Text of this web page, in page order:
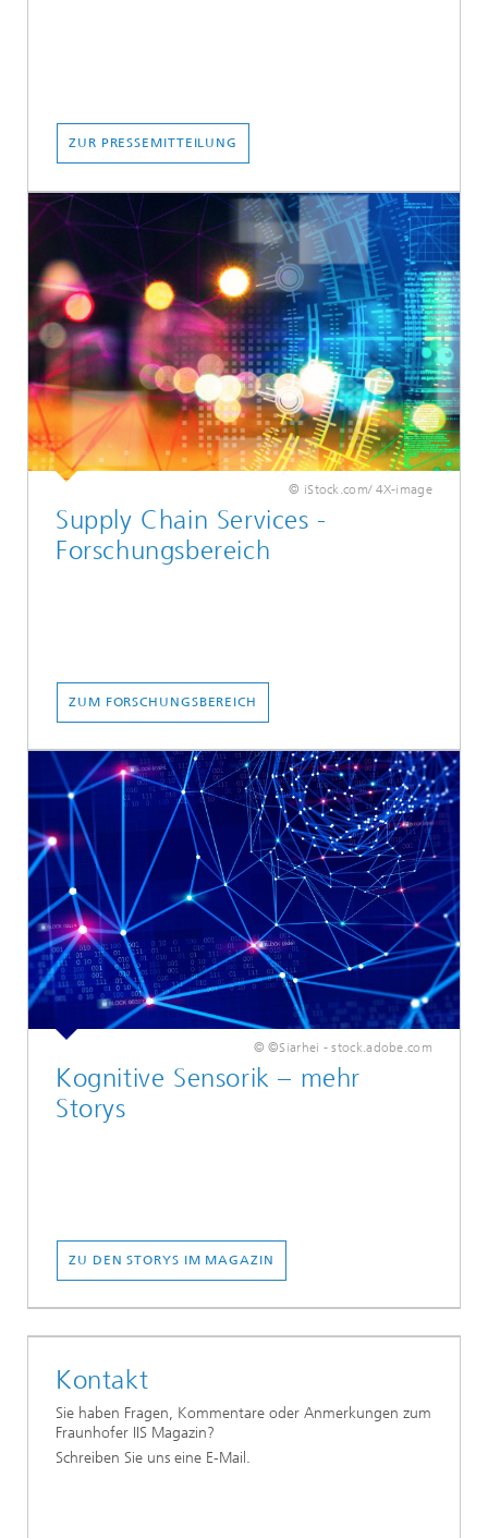
ZUR PRESSEMITTEILUNG
© iStock.com/ 4X-image
Supply Chain Services -
Forschungsbereich
ZUM FORSCHUNGSBEREICH
© ©Siarhei - stock.adobe.com
Kognitive Sensorik – mehr
Storys
ZU DEN STORYS IM MAGAZIN
Kontakt
Sie haben Fragen, Kommentare oder Anmerkungen zum
Fraunhofer IIS Magazin?
Schreiben Sie uns eine E-Mail.